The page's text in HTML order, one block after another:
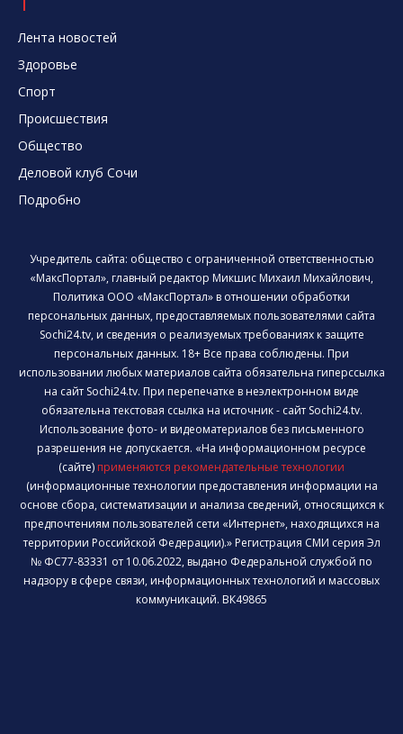
Лента новостей
Здоровье
Спорт
Происшествия
Общество
Деловой клуб Сочи
Подробно
Учредитель сайта: общество с ограниченной ответственностью
«МаксПортал», главный редактор Микшис Михаил Михайлович,
Политика ООО «МаксПортал» в отношении обработки
персональных данных, предоставляемых пользователями сайта
Sochi24.tv, и сведения о реализуемых требованиях к защите
персональных данных. 18+ Все права соблюдены. При
использовании любых материалов сайта обязательна гиперссылка
на сайт Sochi24.tv. При перепечатке в неэлектронном виде
обязательна текстовая ссылка на источник - сайт Sochi24.tv.
Использование фото- и видеоматериалов без письменного
разрешения не допускается. «На информационном ресурсе
(сайте) применяются рекомендательные технологии
(информационные технологии предоставления информации на
основе сбора, систематизации и анализа сведений, относящихся к
предпочтениям пользователей сети «Интернет», находящихся на
территории Российской Федерации).» Регистрация СМИ серия Эл
№ ФС77-83331 от 10.06.2022, выдано Федеральной службой по
надзору в сфере связи, информационных технологий и массовых
коммуникаций. ВК49865